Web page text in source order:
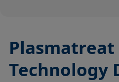
Plasmatreat
Technology